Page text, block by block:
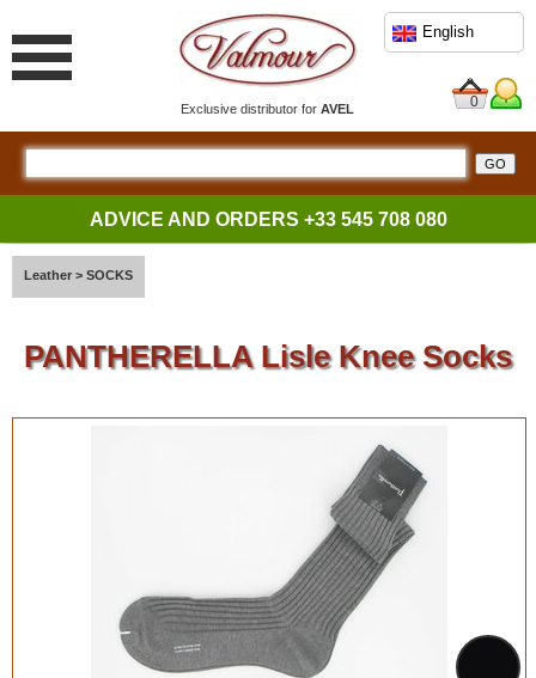
Exclusive distributor forAVEL
English
0
ADVICE AND ORDERS +33 545 708 080
Leather > SOCKS
PANTHERELLA Lisle Knee Socks